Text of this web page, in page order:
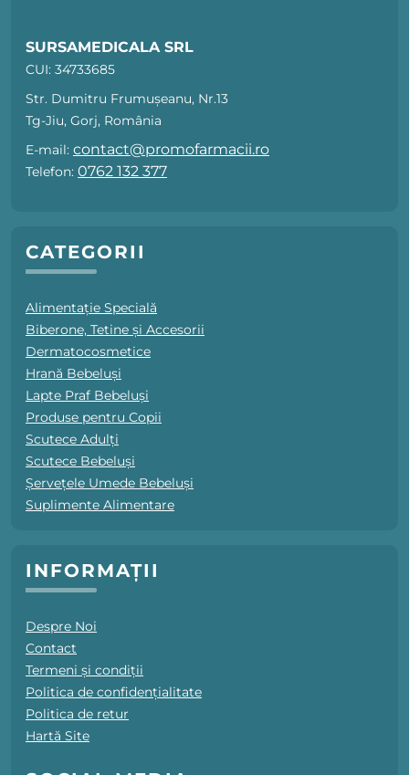
SURSAMEDICALA SRL
CUI: 34733685
Str. Dumitru Frumușeanu, Nr.13
Tg-Jiu, Gorj, România
E-mail: contact@promofarmacii.ro
Telefon: 0762 132 377
CATEGORII
Alimentație Specială
Biberone, Tetine și Accesorii
Dermatocosmetice
Hrană Bebeluși
Lapte Praf Bebeluși
Produse pentru Copii
Scutece Adulți
Scutece Bebeluși
Șervețele Umede Bebeluși
Suplimente Alimentare
INFORMAȚII
Despre Noi
Contact
Termeni și condiții
Politica de confidențialitate
Politica de retur
Hartă Site